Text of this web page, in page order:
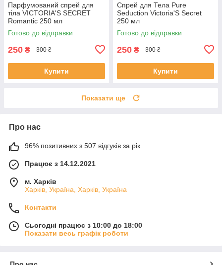
Парфумований спрей для
тіла VICTORIA'S SECRET
Romantic 250 мл
Готово до відправки
250 ₴ 300 ₴
Купити
Спрей для Тела Pure
Seduction Victoria'S Secret
250 мл
Готово до відправки
250 ₴ 300 ₴
Купити
Показати ще
Про нас
96% позитивних з 507 відгуків за рік
Працює з 14.12.2021
м. Харків
Харків, Україна, Харків, Україна
Контакти
Сьогодні працює з 10:00 до 18:00
Показати весь графік роботи